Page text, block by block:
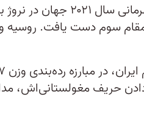
تیم ملی کشتی آزاد ایران در پایان رقابت‌های قهرمانی سال ۲۰۲۱ جهان در
و یک برنز و ۱۶۲ امتیاز به مقام سوم دست یافت. روسیه و
سه‌شنبه شب در
حریف مغولستانی‌اش،